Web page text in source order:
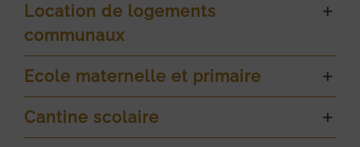
Location de logements
communaux
Ecole maternelle et primaire
Cantine scolaire